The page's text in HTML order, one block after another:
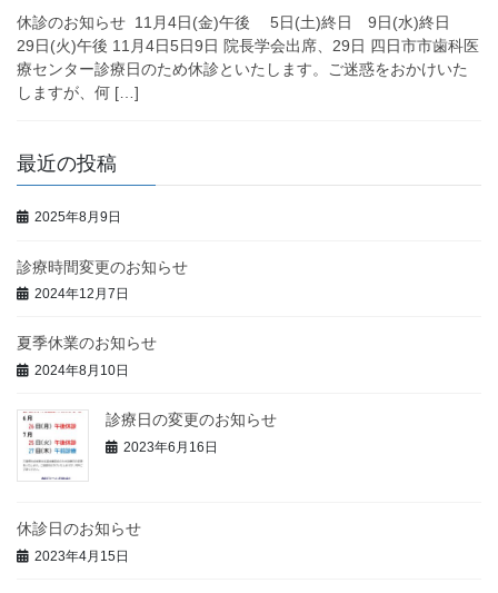
休診のお知らせ 11月4日(金)午後 5日(土)終日 9日(水)終日
29日(火)午後 11月4日5日9日 院長学会出席、29日 四日市市歯科医
療センター診療日のため休診といたします。ご迷惑をおかけいた
しますが、何 […]
最近の投稿
2025年8月9日
診療時間変更のお知らせ
2024年12月7日
夏季休業のお知らせ
2024年8月10日
診療日の変更のお知らせ
2023年6月16日
休診日のお知らせ
2023年4月15日